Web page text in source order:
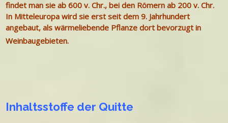
findet man sie ab 600 v. Chr., bei den Römern ab 200 v. Chr.
In Mitteleuropa wird sie erst seit dem 9. Jahrhundert
angebaut, als wärmeliebende Pflanze dort bevorzugt in
Weinbaugebieten.
Inhaltsstoffe der Quitte